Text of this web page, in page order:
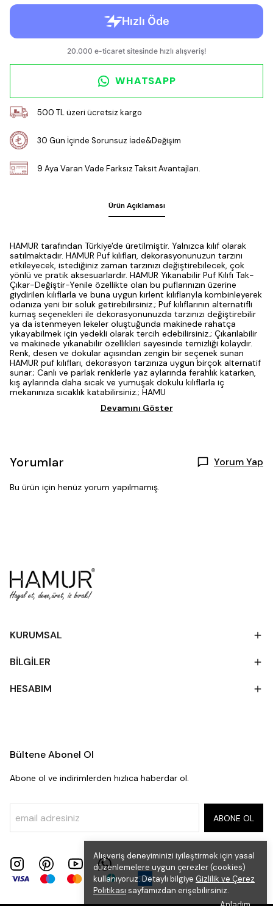
Alışveriş deneyiminizi iyileştirmek için yasal
düzenlemelere uygun çerezler (cookies)
kullanıyoruz. Detaylı bilgiye Gizlilik ve Çerez
Politikası sayfamızdan erişebilirsiniz.
WHATSAPP
500 TL üzeri ücretsiz kargo
30 Gün İçinde Sorunsuz İade&Değişim
9 Aya Varan Vade Farksız Taksit Avantajları.
Ürün Açıklaması
HAMUR tarafından Türkiye'de üretilmiştir. Yalnızca kılıf olarak
satılmaktadır. HAMUR Puf kılıfları, dekorasyonunuzun tarzını
etkileyecek, istediğiniz zaman tarzınızı değiştirebilecek, çok
yönlü ve pratik aksesuarlardır. HAMUR Yıkanabilir Puf Kılıfı Tak-
Çıkar-Değiştir-Yenile özellikte olan bu puflarınızın üzerine
giydirilen kılıflarla ve buna uygun kırlent kılıflarıyla kombinleyerek
odanıza yeni bir soluk getirebilirsiniz.; Puf kılıflarının alternatifli
kumaş seçenekleri ile dekorasyonunuzda tarzınızı değiştirebilir
ya da istenmeyen lekeler oluştuğunda makinede rahatça
yıkayabilmek için yedekli olarak tercih edebilirsiniz.; Çıkarılabilir
ve makinede yıkanabilir özellikleri sayesinde temizliği kolaydır.
Renk, desen ve dokular açısından zengin bir seçenek sunan
HAMUR puf kılıfları, dekorasyon tarzınıza uygun birçok alternatif
sunar.; Canlı ve parlak renklerle yaz aylarında ferahlık katarken,
kış aylarında daha sıcak ve yumuşak dokulu kılıflarla iç
mekanınıza sıcaklık katabilirsiniz.; HAMU
Devamını Göster
Yorumlar Yorum Yap
Bu ürün için henüz yorum yapılmamış.
KURUMSAL
BİLGİLER
HESABIM
Bültene Abonel Ol
Abone ol ve indirimlerden hızlıca haberdar ol.
ABONE OL